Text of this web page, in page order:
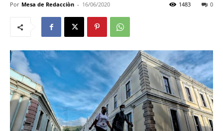
Por Mesa de Redacciòn - 16/06/2020 0
1483